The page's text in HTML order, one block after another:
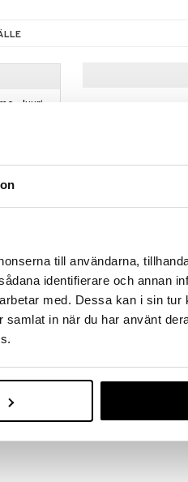
till användarna,
identifierare och annan
med. Dessa kan i sin tur
in när du har använt
Juuri
Teddykompaniet
Keinueläin Norsu
TEDDYKOMPANIET
109,90 €